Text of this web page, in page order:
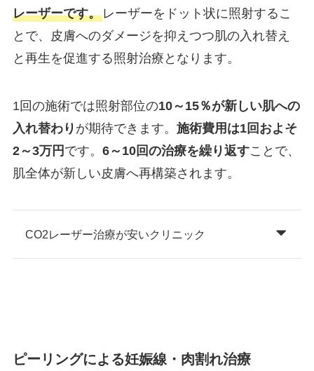
レーザーです。レーザーをドット状に照射するこ
とで、皮膚へのダメージを抑えつつ肌の入れ替え
と再生を促進する照射治療となります。
1回の施術では照射部位の10～15％が新しい肌への
入れ替わり が期待できます。 施術費用は1回およそ
2～3万円 です。 6～10回の治療を繰り返すことで、
肌全体が新しい皮膚へ再構築されます。
CO2レーザー治療が安いクリニック
ピーリングによる妊娠線・肉割れ治療